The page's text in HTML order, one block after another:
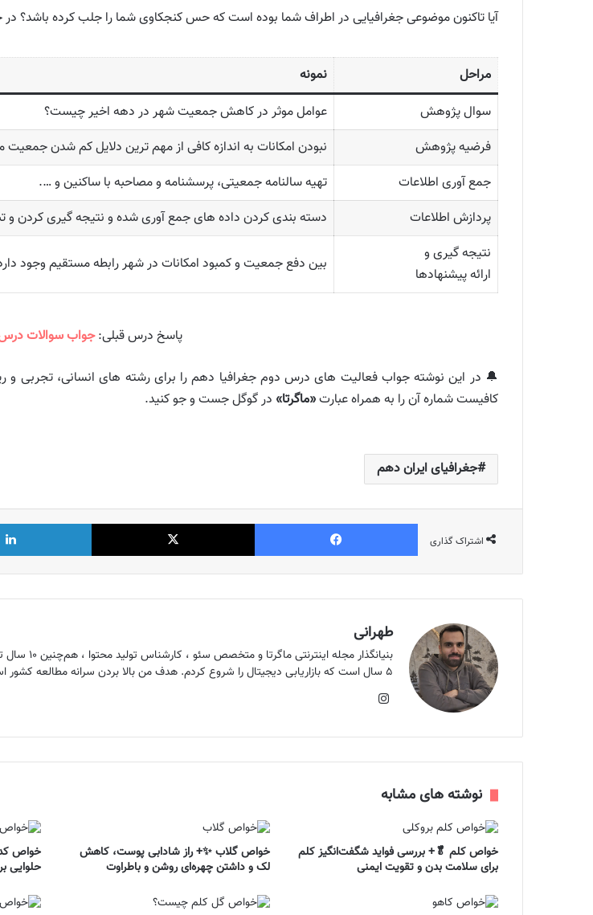
آیا تاکنون موضوعی جغرافیایی در اطراف شما بوده است که حس کنجکاوی شما را جلب کرده باشد؟ در
مراحل
نمونه
سوال پژوهش
عوامل موثر در کاهش جمعیت شهر در دهه اخیر چیست؟
فرضیه پژوهش
نبودن امکانات به اندازه کافی از مهم ترین دلایل کم شدن جمعیت
جمع آوری اطلاعات
تهیه سالنامه‌ جمعیتی، پرسشنامه و مصاحبه با ساکنین و ….
پردازش اطلاعات
دسته بندی کردن داده های جمع آوری شده و نتیجه گیری کردن و
نتیجه گیری و
ارائه پیشنهاد‌ها
بین دفع جمعیت و کمبود امکانات در شهر رابطه مستقیم وجود
پاسخ درس قبلی:جواب سوالات درس ۱ جغرافیا
🔔 در این نوشته جواب فعالیت های درس دوم جغرافیا دهم را برای رشته های انسانی،
کافیست شماره آن را به همراه عبارت«ماگرتا» در گوگل جست و جو کنید.
جغرافیای ایران دهم
اشتراک گذاری
فیس بوک X
طهرانی
۵ سال است که بازاریابی دیجیتال را شروع کردم. هدف من بالا بردن سرانه مطالعه کشور است و اون هدف الان ماگرتا ست.
نوشته های مشابه
خواص کلم 🥬+ بررسی فواید شگفت‌انگیز کلم
برای سلامت بدن و تقویت ایمنی
خواص گلاب ✨+ راز شادابی پوست، کاهش
لک و داشتن چهره‌ای روشن و باطراوت
خواص
حلوایی